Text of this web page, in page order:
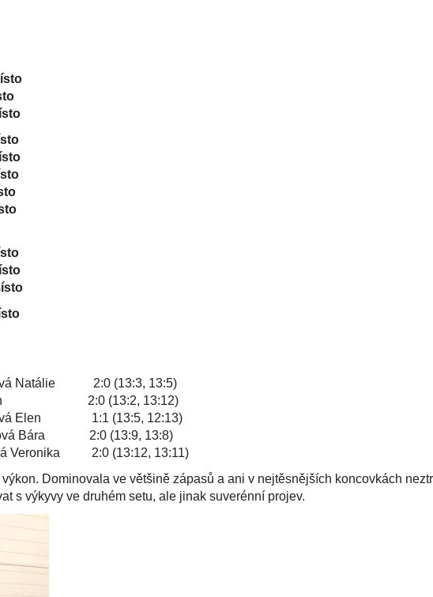
Natálie 2:0 (13:3, 13:5)
Son 2:0 (13:2, 13:12)
Elen 1:1 (13:5, 12:13)
Bára 2:0 (13:9, 13:8)
Veronika 2:0 (13:12, 13:11)
Dominovala ve většině zápasů a ani v nejtěsnějších koncovkách
s výkyvy ve druhém setu, ale jinak suverénní projev.